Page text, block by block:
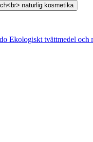
Ekologiskt tvättmedel och